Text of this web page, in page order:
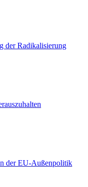
der Radikalisierung
der EU-Außenpolitik